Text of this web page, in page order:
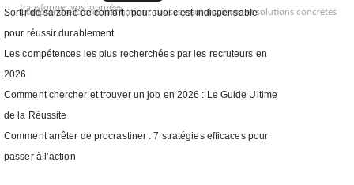
transformer vos journées
Comprendre la procrastination : causes neurologiques et solutions concrètes
Sortir de sa zone de confort : pourquoi c’est indispensable
pour réussir durablement
Les compétences les plus recherchées par les recruteurs en
2026
Comment chercher et trouver un job en 2026 : Le Guide Ultime
de la Réussite
Comment arrêter de procrastiner : 7 stratégies efficaces pour
passer à l’action